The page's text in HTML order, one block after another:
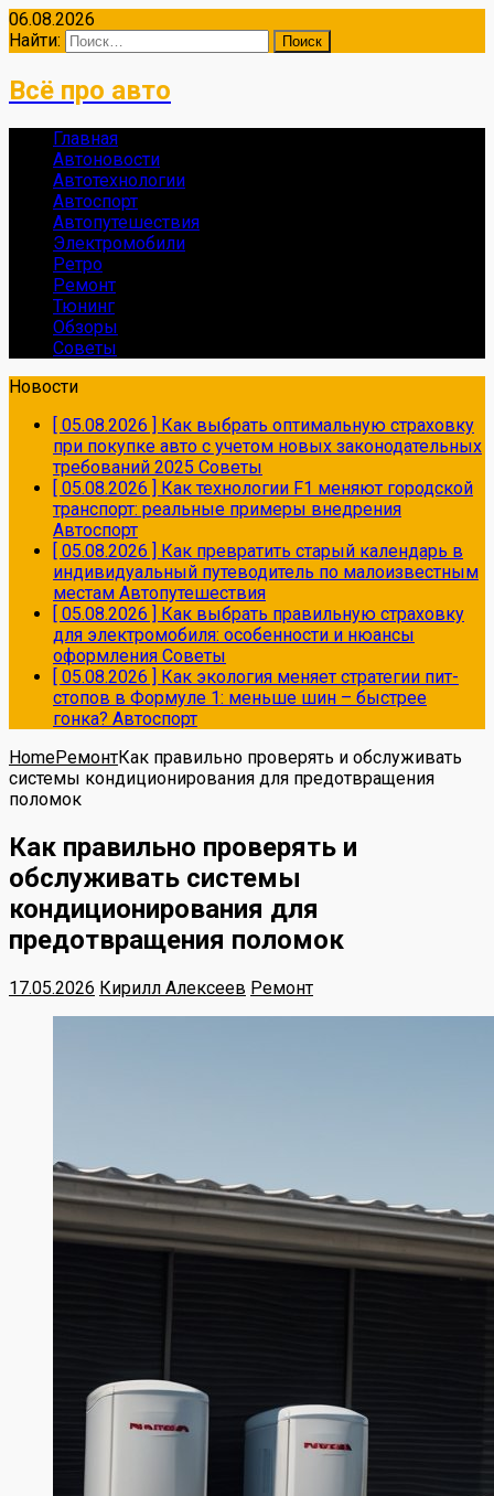
06.08.2026
Найти:
Всё про авто
Главная
Автоновости
Автотехнологии
Автоспорт
Автопутешествия
Электромобили
Ретро
Ремонт
Тюнинг
Обзоры
Советы
Новости
[ 05.08.2026 ] Как выбрать оптимальную страховку
при покупке авто с учетом новых законодательных
требований 2025 Советы
[ 05.08.2026 ] Как технологии F1 меняют городской
транспорт: реальные примеры внедрения
Автоспорт
[ 05.08.2026 ] Как превратить старый календарь в
индивидуальный путеводитель по малоизвестным
местам Автопутешествия
[ 05.08.2026 ] Как выбрать правильную страховку
для электромобиля: особенности и нюансы
оформления Советы
[ 05.08.2026 ] Как экология меняет стратегии пит-
стопов в Формуле 1: меньше шин – быстрее
гонка? Автоспорт
HomeРемонтКак правильно проверять и обслуживать
системы кондиционирования для предотвращения
поломок
Как правильно проверять и
обслуживать системы
кондиционирования для
предотвращения поломок
17.05.2026 Кирилл Алексеев Ремонт